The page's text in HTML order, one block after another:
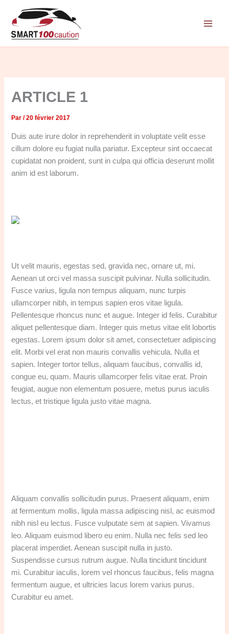
contenu
ARTICLE 1
Par/20 février 2017
Duis aute irure dolor in reprehenderit in voluptate velit esse
cillum dolore eu fugiat nulla pariatur. Excepteur sint occaecat
cupidatat non proident, sunt in culpa qui officia deserunt mollit
anim id est laborum.
Ut velit mauris, egestas sed, gravida nec, ornare ut, mi.
Aenean ut orci vel massa suscipit pulvinar. Nulla sollicitudin.
Fusce varius, ligula non tempus aliquam, nunc turpis
ullamcorper nibh, in tempus sapien eros vitae ligula.
Pellentesque rhoncus nunc et augue. Integer id felis. Curabitur
aliquet pellentesque diam. Integer quis metus vitae elit lobortis
egestas. Lorem ipsum dolor sit amet, consectetuer adipiscing
elit. Morbi vel erat non mauris convallis vehicula. Nulla et
sapien. Integer tortor tellus, aliquam faucibus, convallis id,
congue eu, quam. Mauris ullamcorper felis vitae erat. Proin
feugiat, augue non elementum posuere, metus purus iaculis
lectus, et tristique ligula justo vitae magna.
Aliquam convallis sollicitudin purus. Praesent aliquam, enim
at fermentum mollis, ligula massa adipiscing nisl, ac euismod
nibh nisl eu lectus. Fusce vulputate sem at sapien. Vivamus
leo. Aliquam euismod libero eu enim. Nulla nec felis sed leo
placerat imperdiet. Aenean suscipit nulla in justo.
Suspendisse cursus rutrum augue. Nulla tincidunt tincidunt
mi. Curabitur iaculis, lorem vel rhoncus faucibus, felis magna
fermentum augue, et ultricies lacus lorem varius purus.
Curabitur eu amet.